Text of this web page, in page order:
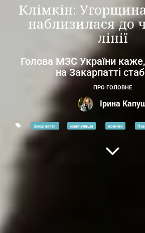
Клімкін:
наблизилася до
лінії
Голова МЗС України
на Закарпатті
ПРО ГОЛОВНЕ
Ірина
Закарпаття маніпуляція новини